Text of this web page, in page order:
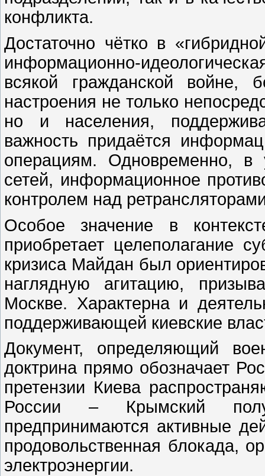
конфликта.
Достаточно чётко в
информационно-
всякой гражданской войне,
настроения не только
но и населения,
важность придаётся
операциям. Одновременно, в
сетей, информационное
контролем над
Особое значение в
приобретает целеполагание
кризиса Майдан был
наглядную агитацию,
Москве. Характерна и
поддерживающей киевские
Документ, определяющий
доктрина прямо обозначает
претензии Киева
России – Крымский
предпринимаются активные
продовольственная блокада,
электроэнергии.